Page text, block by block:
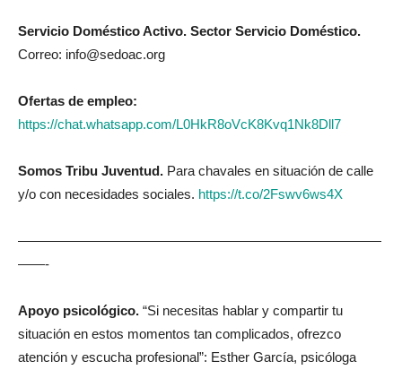
Servicio Doméstico Activo. Sector Servicio Doméstico.
Correo: info@sedoac.org
Ofertas de empleo:
https://chat.whatsapp.com/L0HkR8oVcK8Kvq1Nk8Dll7
Somos Tribu Juventud. Para chavales en situación de calle
y/o con necesidades sociales. https://t.co/2Fswv6ws4X
———————————————————————————
——-
Apoyo psicológico. “Si necesitas hablar y compartir tu
situación en estos momentos tan complicados, ofrezco
atención y escucha profesional”: Esther García, psicóloga